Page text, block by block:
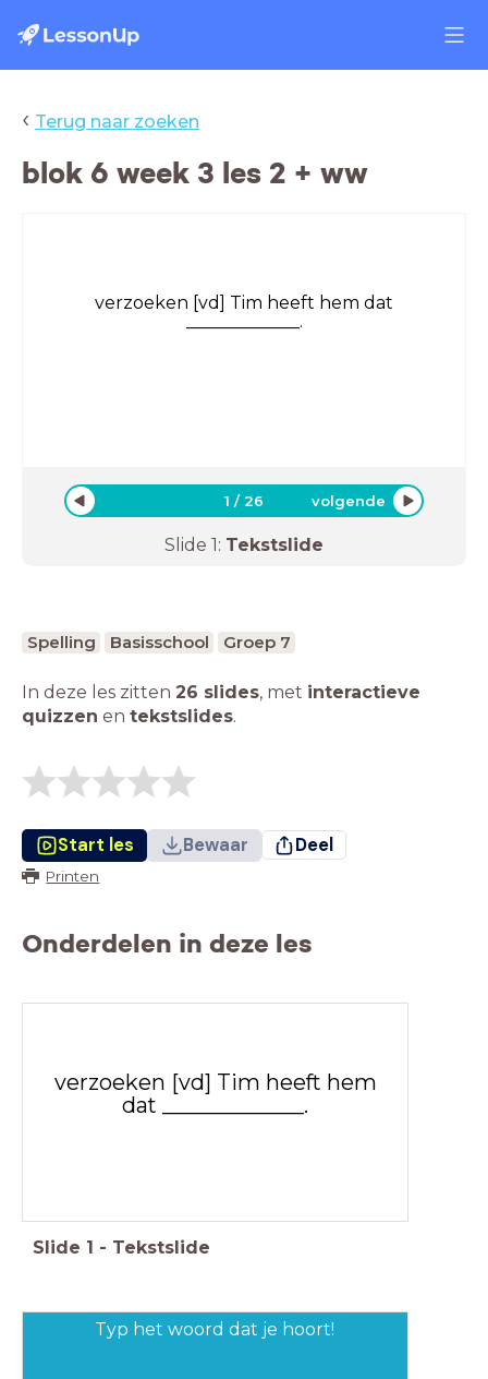
‹ Terug naar zoeken
blok 6 week 3 les 2 + ww
verzoeken [vd] Tim heeft hem dat
_____________.
1 /26 volgende
Slide 1: Tekstslide
Spelling Basisschool Groep 7
In deze les zitten 26 slides, met interactieve
quizzen en tekstslides.
Start les Bewaar Deel
Printen
Onderdelen in deze les
verzoeken [vd] Tim heeft hem
dat _____________.
Slide 1 - Tekstslide
Typ het woord dat je hoort!